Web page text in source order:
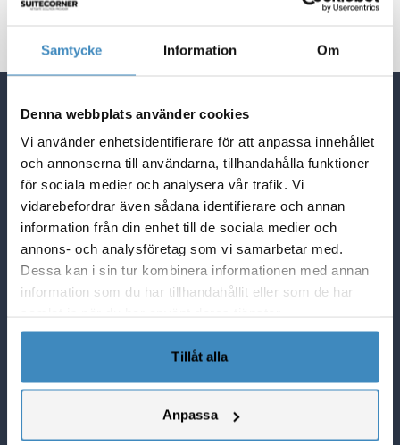
Samtycke Information Om
Denna webbplats använder cookies
Vi använder enhetsidentifierare för att anpassa innehållet
och annonserna till användarna, tillhandahålla funktioner
för sociala medier och analysera vår trafik. Vi
vidarebefordrar även sådana identifierare och annan
information från din enhet till de sociala medier och
annons- och analysföretag som vi samarbetar med.
Dessa kan i sin tur kombinera informationen med annan
information som du har tillhandahållit eller som de har
Tillåt alla
Anpassa
inom projekthantering.
Quick Links
NetSuite Blogg
NetSuite partner i Sverige
Vad Netsuite kan göra för er
SuiteCorner Privacy Policy
SuiteCorner License Agreement
SuiteCorner List Prices
SuiteCorner Solutions AB
114 34 Stockholm
Tel: +46 (0)8 505 65 210